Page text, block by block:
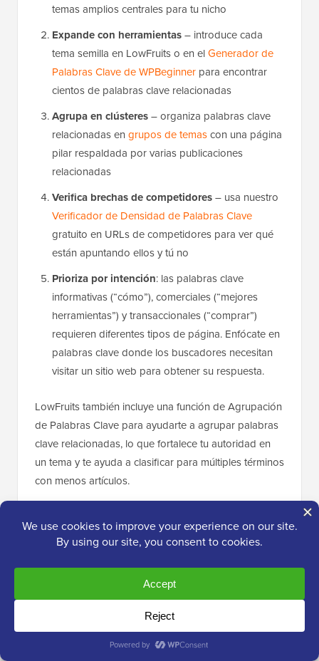
temas amplios centrales para tu nicho
Expande con herramientas– introduce cada
tema semilla en LowFruits o en elGenerador de
Palabras Clave de WPBeginner para encontrar
cientos de palabras clave relacionadas
Agrupa en clústeres– organiza palabras clave
relacionadas en grupos de temascon una página
pilar respaldada por varias publicaciones
relacionadas
Verifica brechas de competidores– usa nuestro
Verificador de Densidad de Palabras Clave
gratuito en URLs de competidores para ver qué
están apuntando ellos y tú no
Prioriza por intención: las palabras clave
informativas (“cómo”), comerciales (“mejores
herramientas”) y transaccionales (“comprar”)
requieren diferentes tipos de página. Enfócate en
palabras clave donde los buscadores necesitan
visitar un sitio web para obtener su respuesta.
LowFruits también incluye una función de Agrupación
de Palabras Clave para ayudarte a agrupar palabras
clave relacionadas, lo que fortalece tu autoridad en
un tema y te ayuda a clasificar para múltiples términos
con menos artículos.
creamos nosotros mismos:
Generador de Palabras Clave de WPBeginner–
genera más de 300 ideas de palabras clave al
instante a partir de cualquier término semilla
Comprobador de Densidad de Palabras Clave–
revela qué palabras clave están dirigiendo tus